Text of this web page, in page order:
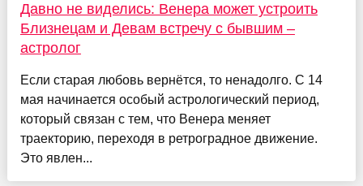
Давно не виделись: Венера может устроить
Близнецам и Девам встречу с бывшим –
астролог
Если старая любовь вернётся, то ненадолго. С 14
мая начинается особый астрологический период,
который связан с тем, что Венера меняет
траекторию, переходя в ретроградное движение.
Это явлен...